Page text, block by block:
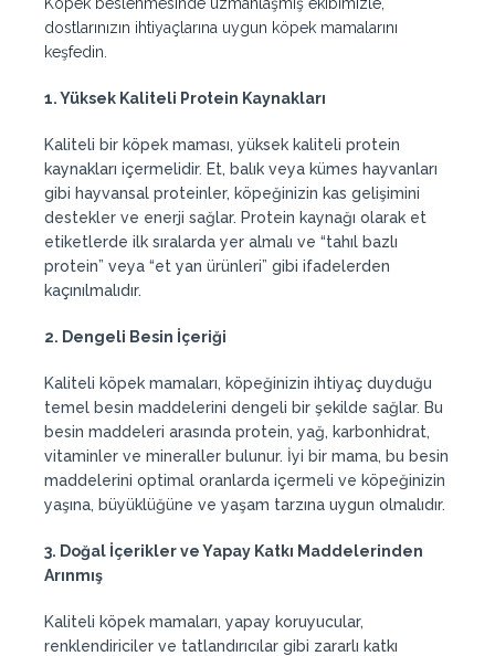
dostlarınızın ihtiyaçlarına uygun köpek mamalarını
keşfedin.
1. Yüksek Kaliteli Protein Kaynakları
Kaliteli bir köpek maması, yüksek kaliteli protein
kaynakları içermelidir. Et, balık veya kümes hayvanları
gibi hayvansal proteinler, köpeğinizin kas gelişimini
destekler ve enerji sağlar. Protein kaynağı olarak et
etiketlerde ilk sıralarda yer almalı ve “tahıl bazlı
protein” veya “et yan ürünleri” gibi ifadelerden
kaçınılmalıdır.
2. Dengeli Besin İçeriği
Kaliteli köpek mamaları, köpeğinizin ihtiyaç duyduğu
temel besin maddelerini dengeli bir şekilde sağlar. Bu
besin maddeleri arasında protein, yağ, karbonhidrat,
vitaminler ve mineraller bulunur. İyi bir mama, bu besin
maddelerini optimal oranlarda içermeli ve köpeğinizin
yaşına, büyüklüğüne ve yaşam tarzına uygun olmalıdır.
3. Doğal İçerikler ve Yapay Katkı Maddelerinden
Arınmış
Kaliteli köpek mamaları, yapay koruyucular,
renklendiriciler ve tatlandırıcılar gibi zararlı katkı